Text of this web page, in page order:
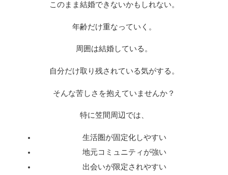
このまま結婚できないかもしれない。
年齢だけ重なっていく。
周囲は結婚している。
自分だけ取り残されている気がする。
そんな苦しさを抱えていませんか？
特に笠間周辺では、
生活圏が固定化しやすい
地元コミュニティが強い
出会いが限定されやすい